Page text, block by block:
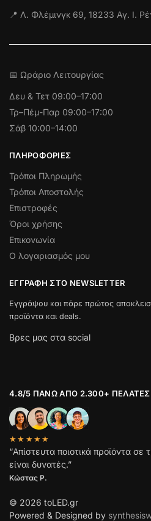
📍 Λ. Φλέμινγκ 69, 18233 Αγ. Ι.
📅 Ωράριο Λειτουργίας
Δευ & Τετ 09:00–17:00
Τρ–Πέμ-Παρ 09:00–17:00
Σάβ 10:00–14:00
ΠΛΗΡΟΦΟΡΊΕΣ
Τρόποι Πληρωμής
Τρόποι Αποστολής
Επιστροφές
Όροι χρήσης
Επικονωνία
Ο λογαριασμός μου
ΕΓΓΡΑΦΉ ΣΤΟ NEWSLETTER
Εγγράψου και πάρε πρώτος
προϊόντα και deals.
Βρες μας στα social
4.8/5 ΠΆΝΩ ΑΠΌ 2.300+ ΠΕΛΆΤΕΣ
★★★★★
“Απίστευτα ποιοτικά προϊόντα σε
είναι δυνατές.”
Κώστας Ρ.
© 2026 toLED.gr
Powered & Designed by